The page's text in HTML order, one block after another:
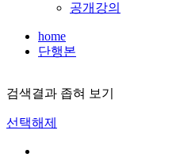
공개강의
home
단행본
검색결과 좁혀 보기
선택해제